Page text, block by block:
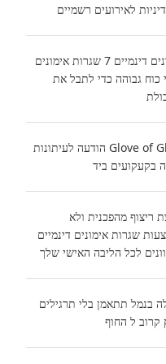
לאירועים רשמיים
אימונים דינמיים 7 שגרות אימונים
כוח גבוהה כדי לתבל את
Glove of Glory הודעה לעיתונות
בקעקועים ביד
ריצוף מהפכנית ולא
שגרות אימונים דינמיים
לכל הליבה האישי שלך
בנמל תתאמן בלי תרגילים
קרוב ל החוף